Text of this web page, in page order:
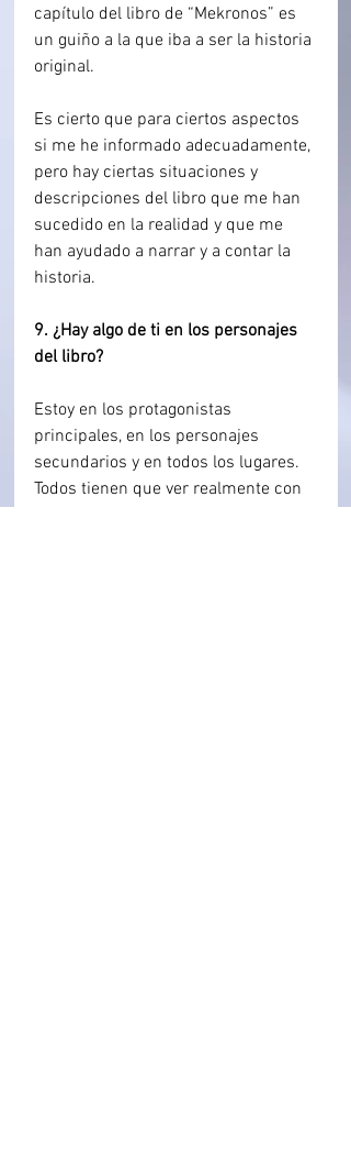
capítulo del libro de “Mekronos” es
un guiño a la que iba a ser la historia
original.
Es cierto que para ciertos aspectos
si me he informado adecuadamente,
pero hay ciertas situaciones y
descripciones del libro que me han
sucedido en la realidad y que me
han ayudado a narrar y a contar la
historia.
9. ¿Hay algo de ti en los personajes
del libro?
Estoy en los protagonistas
principales, en los personajes
secundarios y en todos los lugares.
Todos tienen que ver realmente con